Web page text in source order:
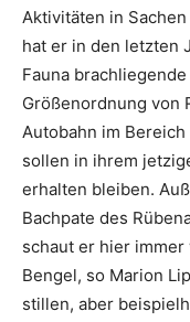
Aktivitäten in
hat er in den letzten
Fauna
Größenordnung von
Autobahn im
sollen in ihrem
erhalten bleiben.
Bachpate des
schaut er hier
Bengel, so Marion
stillen, aber